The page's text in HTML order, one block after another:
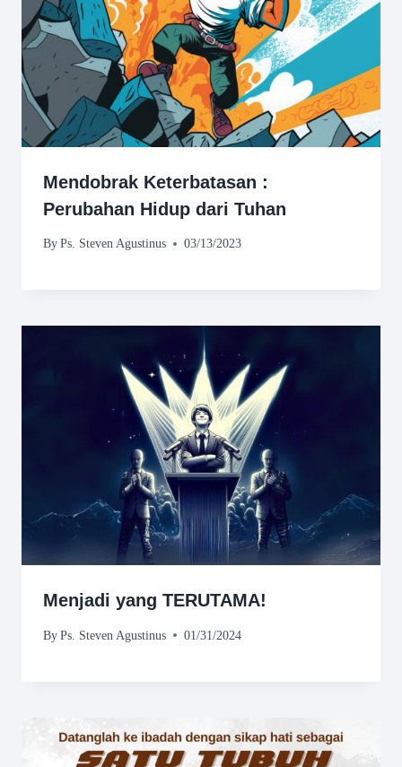
Mendobrak Keterbatasan :
Perubahan Hidup dari Tuhan
By Ps. Steven Agustinus 03/13/2023
Menjadi yang TERUTAMA!
By Ps. Steven Agustinus 01/31/2024